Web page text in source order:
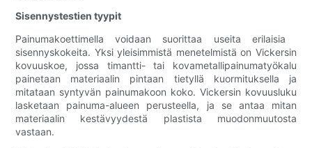
Sisennystestien tyypit
Painumakoettimella voidaan suorittaa useita erilaisia ​​​​
sisennyskokeita. Yksi yleisimmistä menetelmistä on Vickersin
kovuuskoe, jossa timantti- tai kovametallipainumatyökalu
painetaan materiaalin pintaan tietyllä kuormituksella ja
mitataan syntyvän painumakoon koko. Vickersin kovuusluku
lasketaan painuma-alueen perusteella, ja se antaa mitan
materiaalin kestävyydestä plastista muodonmuutosta
vastaan.